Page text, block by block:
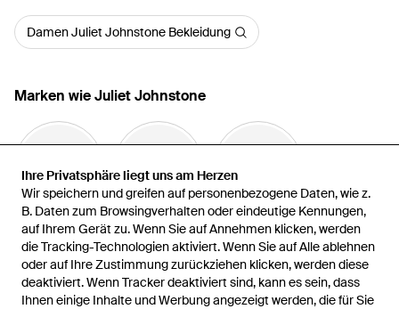
Ihre Privatsphäre liegt uns am Herzen
Wir speichern und greifen auf personenbezogene Daten, wie z.
B. Daten zum Browsingverhalten oder eindeutige Kennungen,
auf Ihrem Gerät zu. Wenn Sie auf Annehmen klicken, werden
die Tracking-Technologien aktiviert. Wenn Sie auf Alle ablehnen
oder auf Ihre Zustimmung zurückziehen klicken, werden diese
deaktiviert. Wenn Tracker deaktiviert sind, kann es sein, dass
Ihnen einige Inhalte und Werbung angezeigt werden, die für Sie
Ihre Privatsphäre liegt uns am Herzen
Wir speichern und greifen auf personenbezogene Daten, wie z.
B. Daten zum Browsingverhalten oder eindeutige Kennungen,
auf Ihrem Gerät zu. Wenn Sie auf Annehmen klicken, werden
die Tracking-Technologien aktiviert. Wenn Sie auf Alle ablehnen
oder auf Ihre Zustimmung zurückziehen klicken, werden diese
deaktiviert. Wenn Tracker deaktiviert sind, kann es sein, dass
Ihnen einige Inhalte und Werbung angezeigt werden, die für Sie
Damen Juliet Johnstone Bekleidung
Marken wie Juliet Johnstone
Ahluwalia 032c Amy Lynn